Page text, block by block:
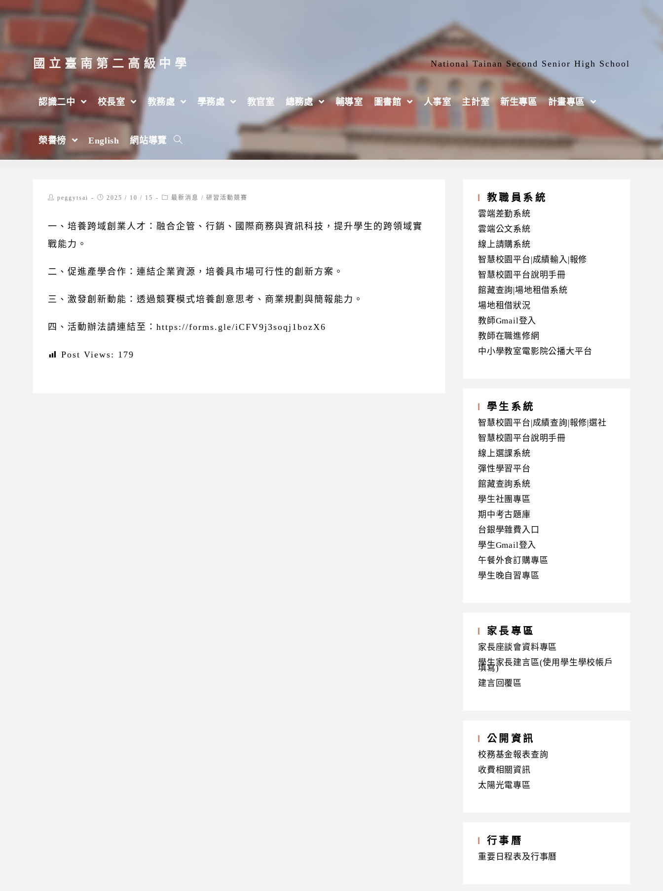
跳
至
要
內
容
國立臺南第二高級中學 National Tainan Second Senior High School
認識二中 校長室 教務處 學務處 教官室 總務處 輔導室 圖書館 人事室 主計室 新生專區 計畫專區
榮譽榜 English 網站導覽
【轉知】醒吾科技大學商管學院舉辦｢柴｣圓滾滾-醒吾商業創意實驗室活動
2025 年 > 10 月 > 15 日
Postpeggytsai
Post2025 / 10 / 15
Post最新消息 / 研習活動競賽
一、培養跨域創業人才：融合企管、行銷、國際商務與資訊科技，提升學生的跨領域實
戰能力。
二、促進產學合作：連結企業資源，培養具市場可行性的創新方案。
三、激發創新動能：透過競賽模式培養創意思考、商業規劃與簡報能力。
四、活動辦法請連結至：https://forms.gle/iCFV9j3soqj1bozX6
Post Views: 179
教職員系統
雲端差勤系統
雲端公文系統
線上請購系統
智慧校園平台|成績輸入|報修
智慧校園平台說明手冊
館藏查詢|場地租借系統
場地租借狀況
教師Gmail登入
教師在職進修網
中小學教室電影院公播大平台
學生系統
智慧校園平台|成績查詢|報修|選社
智慧校園平台說明手冊
線上選課系統
彈性學習平台
館藏查詢系統
學生社團專區
期中考古題庫
台銀學雜費入口
學生Gmail登入
午餐外食訂購專區
學生晚自習專區
家長專區
家長座談會資料專區
學生家長建言區(使用學生學校帳戶
填寫)
建言回覆區
公開資訊
校務基金報表查詢
收費相關資訊
太陽光電專區
行事曆
重要日程表及行事曆